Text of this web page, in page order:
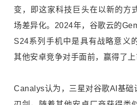
变，即这家科技巨头在以新的方
场差异化。2024年，谷歌云的
S24系列手机中是具有战略意义
其他安卓竞争对手面前，赢得了上
Canalys认为，三星对谷歌AI基础